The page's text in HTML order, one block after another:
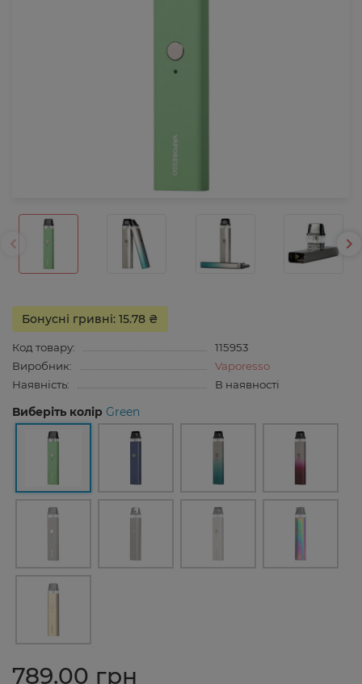
Бонусні гривні: 15.78 ₴
Код товару:
115953
Виробник:
Vaporesso
Наявність:
В наявності
Виберіть колір Green
789.00 грн